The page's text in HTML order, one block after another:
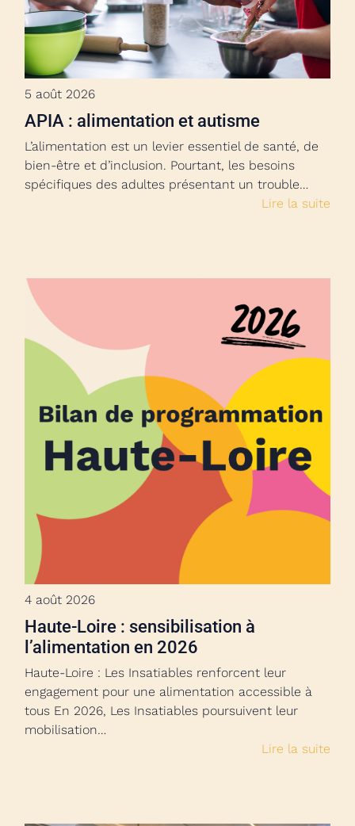
5 août 2026
APIA : alimentation et autisme
L’alimentation est un levier essentiel de santé, de
bien-être et d’inclusion. Pourtant, les besoins
spécifiques des adultes présentant un trouble…
Lire la suite
4 août 2026
Haute-Loire : sensibilisation à
l’alimentation en 2026
Haute-Loire : Les Insatiables renforcent leur
engagement pour une alimentation accessible à
tous En 2026, Les Insatiables poursuivent leur
mobilisation…
Lire la suite